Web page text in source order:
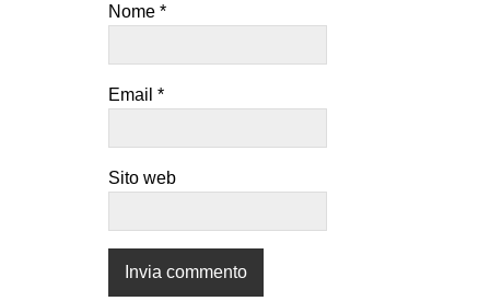
Nome *
Email *
Sito web